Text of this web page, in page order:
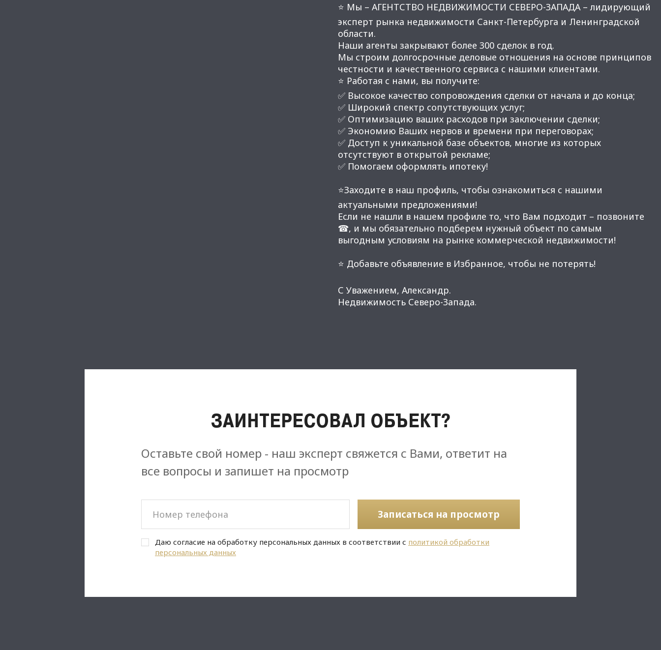
⭐ Мы – АГЕНТСТВО НЕДВИЖИМОСТИ СЕВЕРО-ЗАПАДА – лидирующий
эксперт рынка недвижимости Санкт-Петербурга и Ленинградской
области.
Наши агенты закрывают более 300 сделок в год.
Мы строим долгосрочные деловые отношения на основе принципов
честности и качественного сервиса с нашими клиентами.
⭐ Работая с нами, вы получите:
✅ Высокое качество сопровождения сделки от начала и до конца;
✅ Широкий спектр сопутствующих услуг;
✅ Оптимизацию ваших расходов при заключении сделки;
✅ Экономию Ваших нервов и времени при переговорах;
✅ Доступ к уникальной базе объектов, многие из которых
отсутствуют в открытой рекламе;
✅ Помогаем оформлять ипотеку!
⭐Заходите в наш профиль, чтобы ознакомиться с нашими
актуальными предложениями!
Если не нашли в нашем профиле то, что Вам подходит – позвоните
☎, и мы обязательно подберем нужный объект по самым
выгодным условиям на рынке коммерческой недвижимости!
⭐ Добавьте объявление в Избранное, чтобы не потерять!
С Уважением, Александр.
Недвижимость Северо-Запада.
ЗАИНТЕРЕСОВАЛ ОБЪЕКТ?
Оставьте свой номер - наш эксперт свяжется с Вами, ответит на
все вопросы и запишет на просмотр
Записаться на просмотр
Даю согласие на обработку персональных данных в соответствии с политикой обработки
персональных данных